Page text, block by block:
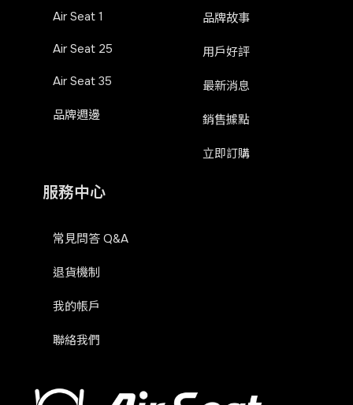
Air Seat 1
Air Seat 25
Air Seat 35
品牌週邊
品牌故事
用戶好評
最新消息
銷售據點
立即訂購
服務中心
常見問答 Q&A
退貨機制
我的帳戶
聯絡我們